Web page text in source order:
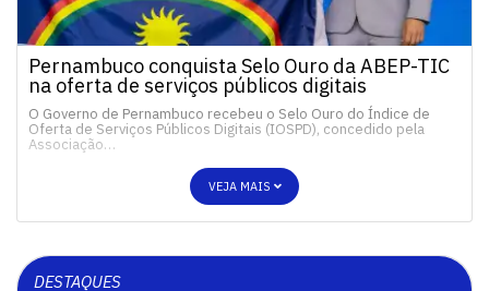
Pernambuco conquista Selo Ouro da ABEP-TIC
na oferta de serviços públicos digitais
O Governo de Pernambuco recebeu o Selo Ouro do Índice de
Oferta de Serviços Públicos Digitais (IOSPD), concedido pela
Associação…
VEJA MAIS
DESTAQUES